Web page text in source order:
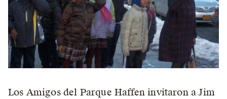
Los Amigos del Parque Haffen invitaron a Jim